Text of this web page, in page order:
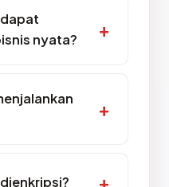
nyata?